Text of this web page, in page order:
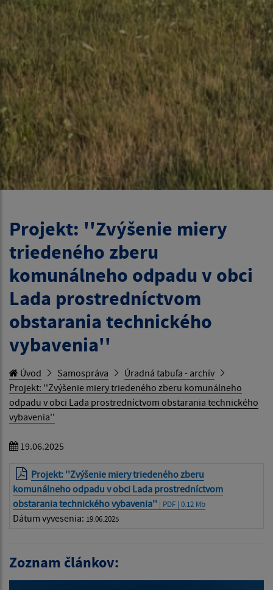
Projekt: ''Zvýšenie miery
triedeného zberu
komunálneho odpadu v obci
Lada prostredníctvom
obstarania technického
vybavenia''
Úvod Samospráva
Úradná tabuľa - archív
Projekt: ''Zvýšenie miery triedeného zberu komunálneho
odpadu v obci Lada prostredníctvom obstarania technického
vybavenia''
19.06.2025
Projekt: ''Zvýšenie miery triedeného zberu
komunálneho odpadu v obci Lada prostredníctvom
obstarania technického vybavenia'' | PDF | 0.12 Mb
Dátum vyvesenia: 19.06.2025
Zoznam článkov: